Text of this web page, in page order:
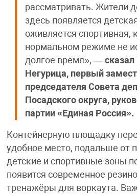
рассматривать. Жители
здесь появляется
оживляется спортивная,
нормальном режиме не
долгое время», —сказал
Негурица, первый
председателя Совета
Посадского округа,
партии «Единая Россия».
Контейнерную площадку
удобное место, подальше от
детские и спортивные зоны
появится современное
тренажёры для воркаута.